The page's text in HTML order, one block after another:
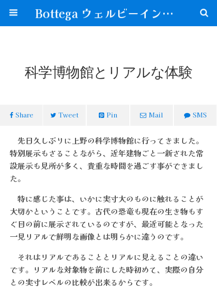
Bottega ウェルビーイングな生き方が見つかる場所
科学博物館とリアルな体験
Share Tweet Pin Mail SMS
先日久しぶりに上野の科学博物館に行ってきました。
特別展示もさることながら、近年建物ごと一新された常
設展示も見所が多く、貴重な時間を過ごす事ができまし
た。
特に感じた事は、いかに実寸大のものに触れることが
大切かということです。古代の恐竜も現在の生き物もす
ぐ目の前に展示されているのですが、最近可能となった
一見リアルで鮮明な画像とは明らかに違うのです。
それはリアルであることとリアルに見えることの違い
です。リアルな対象物を前にした時初めて、実際の自分
との実寸レベルの比較が出来るからです。